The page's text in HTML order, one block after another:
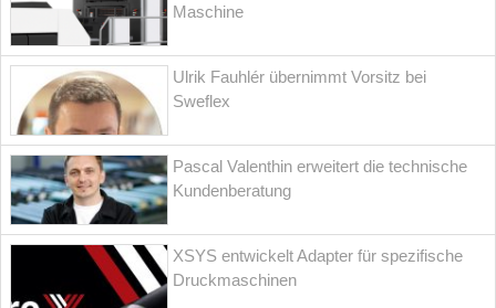
Maschine
Ulrik Fauhlér übernimmt Vorsitz bei
Sweflex
Pascal Valenthin erweitert die technische
Kundenberatung
XSYS entwickelt Adapter für spezifische
Druckmaschinen